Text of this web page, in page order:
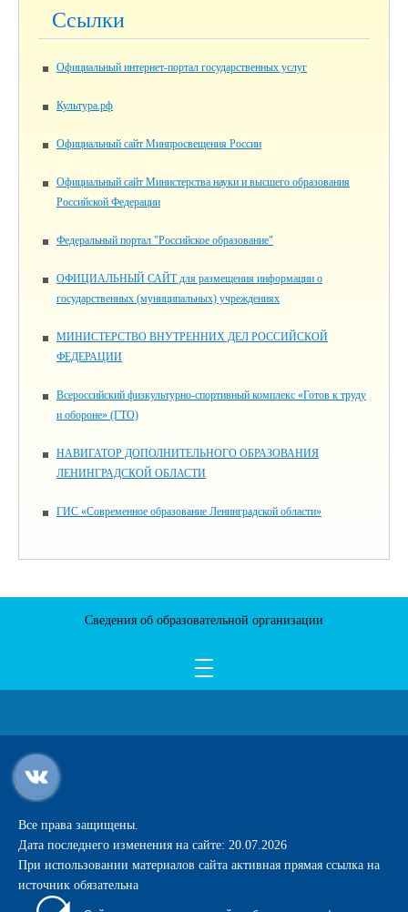
Ссылки
Официальный интернет-портал государственных услуг
Культура.рф
Официальный сайт Минпросвещения России
Официальный сайт Министерства науки и высшего образования
Российской Федерации
Федеральный портал "Российское образование"
ОФИЦИАЛЬНЫЙ САЙТ для размещения информации о
государственных (муниципальных) учреждениях
МИНИСТЕРСТВО ВНУТРЕННИХ ДЕЛ РОССИЙСКОЙ
ФЕДЕРАЦИИ
Всероссийский физкультурно-спортивный комплекс «Готов к труду
и обороне» (ГТО)
НАВИГАТОР ДОПОЛНИТЕЛЬНОГО ОБРАЗОВАНИЯ
ЛЕНИНГРАДСКОЙ ОБЛАСТИ
ГИС «Современное образование Ленинградской области»
Сведения об образовательной организации
Все права защищены.
Дата последнего изменения на сайте: 20.07.2026
При использовании материалов сайта активная прямая ссылка на
источник обязательна